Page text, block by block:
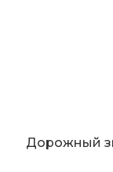
Дорожный